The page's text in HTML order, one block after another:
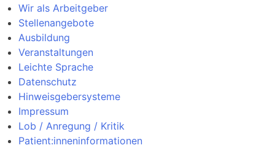
Wir als Arbeitgeber
Stellenangebote
Ausbildung
Veranstaltungen
Leichte Sprache
Datenschutz
Hinweisgebersysteme
Impressum
Lob / Anregung / Kritik
Patient:inneninformationen